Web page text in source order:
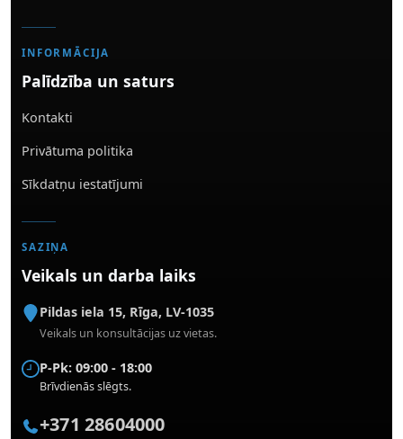
INFORMĀCIJA
Palīdzība un saturs
Kontakti
Privātuma politika
Sīkdatņu iestatījumi
SAZIŅA
Veikals un darba laiks
Pildas iela 15, Rīga, LV-1035
Veikals un konsultācijas uz vietas.
P-Pk: 09:00 - 18:00
Brīvdienās slēgts.
+371 28604000